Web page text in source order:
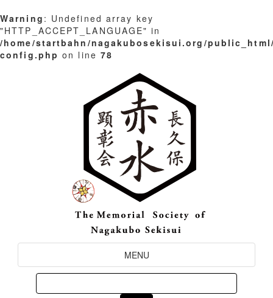
Warning : Undefined array key
"HTTP_ACCEPT_LANGUAGE" in
/home/startbahn/nagakubosekisui.org/
config.php on line 78
Toggle
Navigation
MENU
Search
for: